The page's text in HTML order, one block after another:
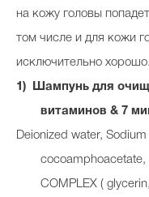
на кожу головы
том числе и для кожи
исключительно
Шампунь для
витаминов & 7
Deionized water,
cocoamphoacetate,
COMPLEX (